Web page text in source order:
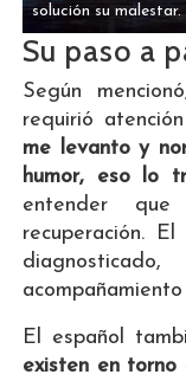
solución su malestar.
Su paso a
Según
requirió
me levanto y
humor, eso lo
entender
recuperación.
El español
existen en torno